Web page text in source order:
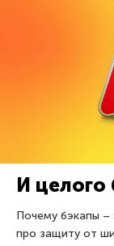
И целого
Почему бэкапы –
про защиту от